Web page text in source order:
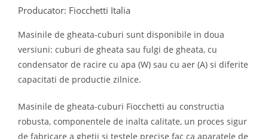
Producator: Fiocchetti Italia
Masinile de gheata-cuburi sunt disponibile in doua
versiuni: cuburi de gheata sau fulgi de gheata, cu
condensator de racire cu apa (W) sau cu aer (A) si diferite
capacitati de productie zilnice.
Masinile de gheata-cuburi Fiocchetti au constructia
robusta, componentele de inalta calitate, un proces sigur
de fabricare a ghetii si testele precise fac ca aparatele de